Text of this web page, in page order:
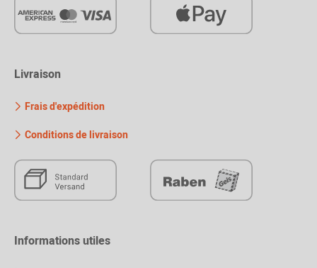
Livraison
Frais d'expédition
Conditions de livraison
Informations utiles